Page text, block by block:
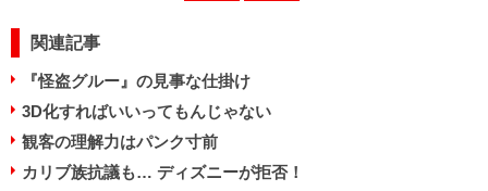
関連記事
『怪盗グルー』の見事な仕掛け
3D化すればいいってもんじゃない
観客の理解力はパンク寸前
カリブ族抗議も… ディズニーが拒否！